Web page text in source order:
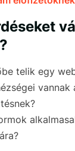
telik egy
vannak